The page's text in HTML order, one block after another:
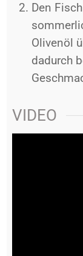
Den
Olivenöl
dadurch
VIDEO